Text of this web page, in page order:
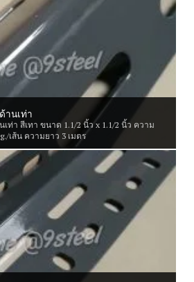
านเท่า
เท่า สีเทา ขนาด 1.1/2 นิ้ว x 1.1/2 นิ้ว ความ
เส้น ความยาว 3 เมตร